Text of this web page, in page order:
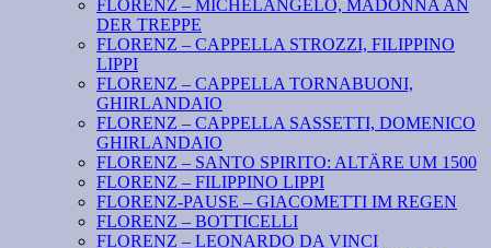
FLORENZ – MICHELANGELO, MADONNA AN
DER TREPPE
FLORENZ – CAPPELLA STROZZI, FILIPPINO
LIPPI
FLORENZ – CAPPELLA TORNABUONI,
GHIRLANDAIO
FLORENZ – CAPPELLA SASSETTI, DOMENICO
GHIRLANDAIO
FLORENZ – SANTO SPIRITO: ALTÄRE UM 1500
FLORENZ – FILIPPINO LIPPI
FLORENZ-PAUSE – GIACOMETTI IM REGEN
FLORENZ – BOTTICELLI
FLORENZ – LEONARDO DA VINCI